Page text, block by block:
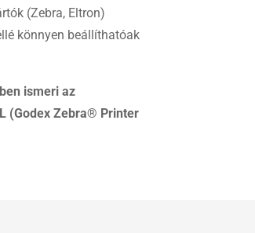
(Zebra, Eltron)
könnyen beállíthatóak
ismeri az
(Godex Zebra® Printer